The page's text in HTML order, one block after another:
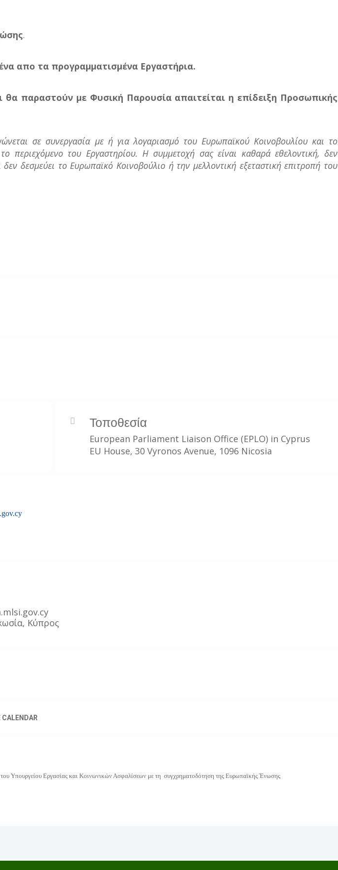
.
απο τα προγραμματισμένα Εργαστήρια.
θα παραστούν με Φυσική Παρουσία απαιτείται η επίδειξη Προσωπικής
σε συνεργασία με ή για λογαριασμό του Ευρωπαϊκού Κοινοβουλίου και το
περιεχόμενο του Εργαστηρίου. Η συμμετοχή σας είναι καθαρά εθελοντική, δεν
δεσμεύει το Ευρωπαϊκό Κοινοβούλιο ή την μελλοντική εξεταστική επιτροπή του
Τοποθεσία
European Parliament Liaison Office (EPLO) in Cyprus
EU House, 30 Vyronos Avenue, 1096 Nicosia
Κύπρος
Υπουργείου Εργασίας και Κοινωνικών Ασφαλίσεων με τη συγχρηματοδότηση της Ευρωπαϊκής Ένωσης